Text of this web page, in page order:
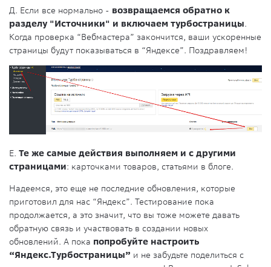
Д. Если все нормально - возвращаемся обратно к
разделу "Источники" и включаем турбостраницы.
Когда проверка “Вебмастера” закончится, ваши ускоренные
страницы будут показываться в “Яндексе”. Поздравляем!
Е. Те же самые действия выполняем и с другими
страницами: карточками товаров, статьями в блоге.
Надеемся, это еще не последние обновления, которые
приготовил для нас “Яндекс”. Тестирование пока
продолжается, а это значит, что вы тоже можете давать
обратную связь и участвовать в создании новых
обновлений. А пока попробуйте настроить
“Яндекс.Турбостраницы” и не забудьте поделиться с